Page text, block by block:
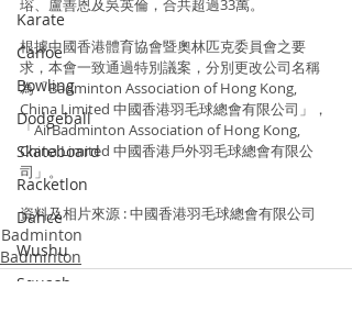
Karate
Canoe
Bowling
Dodgeball
Skateboard
Racketlon
Dance
Wushu
Squash
瑢、盧善恩及吳英倫，合共超過33萬。
根據中國香港體育協會暨奧林匹克委員會之要
求，本會一致通過特別議案，分別更改公司名稱
為「Badminton Association of Hong Kong,
China Limited 中國香港羽毛球總會有限公司」，
「AirBadminton Association of Hong Kong,
China Limited 中國香港戶外羽毛球總會有限公
司」。
資料及相片來源 : 中國香港羽毛球總會有限公司
Badminton
Badminton